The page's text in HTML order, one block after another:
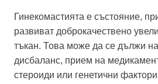
Гинекомастията е състояние,
развиват доброкачествено
тъкан. Това може да се дължи
дисбаланс, прием на
стероиди или генетични